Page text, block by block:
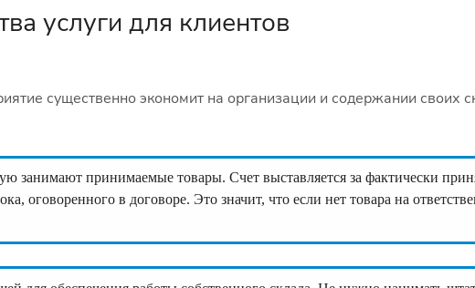
услуги для клиентов
существенно экономит на организации и содержании своих
занимают принимаемые товары. Счет выставляется за фактически
оговоренного в договоре. Это значит, что если нет товара на